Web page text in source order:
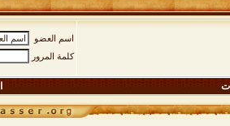
اسم العضو
كلمة المرور